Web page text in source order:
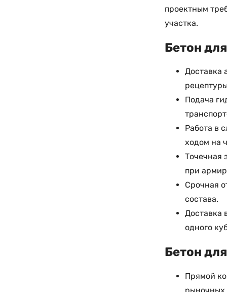
проектным
участка.
Бетон
Доставка
Подача
Работа в
ходом на
Точечная
при
Срочная
состава.
Доставка
одного
Бетон
Прямой